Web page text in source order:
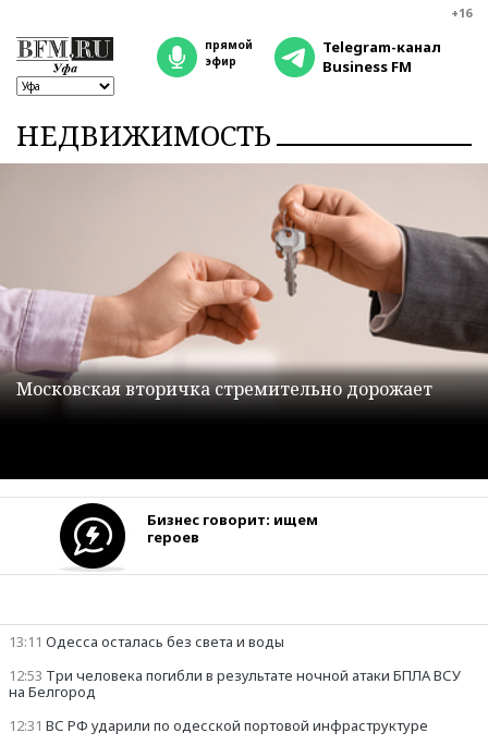
+16
прямой
эфир
Telegram-канал
Business FM
НЕДВИЖИМОСТЬ
Московская вторичка стремительно дорожает
Бизнес говорит: ищем
героев
13:11 Одесса осталась без света и воды
12:53 Три человека погибли в результате ночной атаки БПЛА ВСУ
на Белгород
12:31 ВС РФ ударили по одесской портовой инфраструктуре